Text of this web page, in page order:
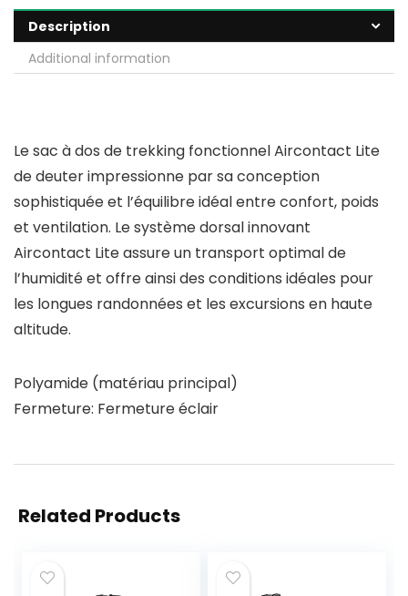
Description
Additional information
Le sac à dos de trekking fonctionnel Aircontact Lite
de deuter impressionne par sa conception
sophistiquée et l’équilibre idéal entre confort, poids
et ventilation. Le système dorsal innovant
Aircontact Lite assure un transport optimal de
l’humidité et offre ainsi des conditions idéales pour
les longues randonnées et les excursions en haute
altitude.
Polyamide (matériau principal)
Fermeture: Fermeture éclair
Related Products